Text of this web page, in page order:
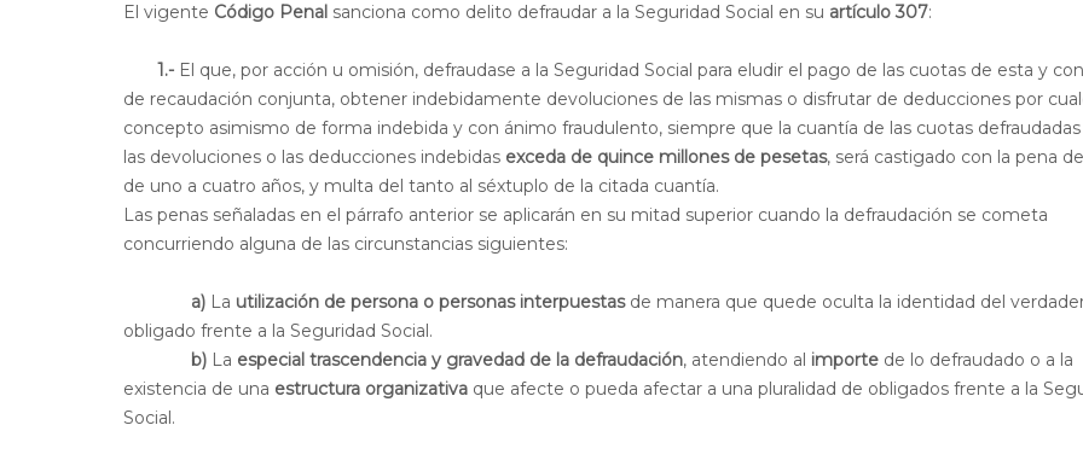
El vigente Código Penal sanciona como delito defraudar a la Seguridad Social en su artículo 307:
1.- El que, por acción u omisión, defraudase a la Seguridad Social para eludir el pago de las cuotas de esta y
de recaudación conjunta, obtener indebidamente devoluciones de las mismas o disfrutar de deducciones por
concepto asimismo de forma indebida y con ánimo fraudulento, siempre que la cuantía de las cuotas
las devoluciones o las deducciones indebidas exceda de quince millones de pesetas, será castigado con la pena
de uno a cuatro años, y multa del tanto al séxtuplo de la citada cuantía.
Las penas señaladas en el párrafo anterior se aplicarán en su mitad superior cuando la defraudación se cometa
concurriendo alguna de las circunstancias siguientes:
a) La utilización de persona o personas interpuestasde manera que quede oculta la identidad del
obligado frente a la Seguridad Social.
b) La especial trascendencia y gravedad de la defraudación, atendiendo al importe de lo defraudado o a la
existencia de una estructura organizativa que afecte o pueda afectar a una pluralidad de obligados frente a la
Social.